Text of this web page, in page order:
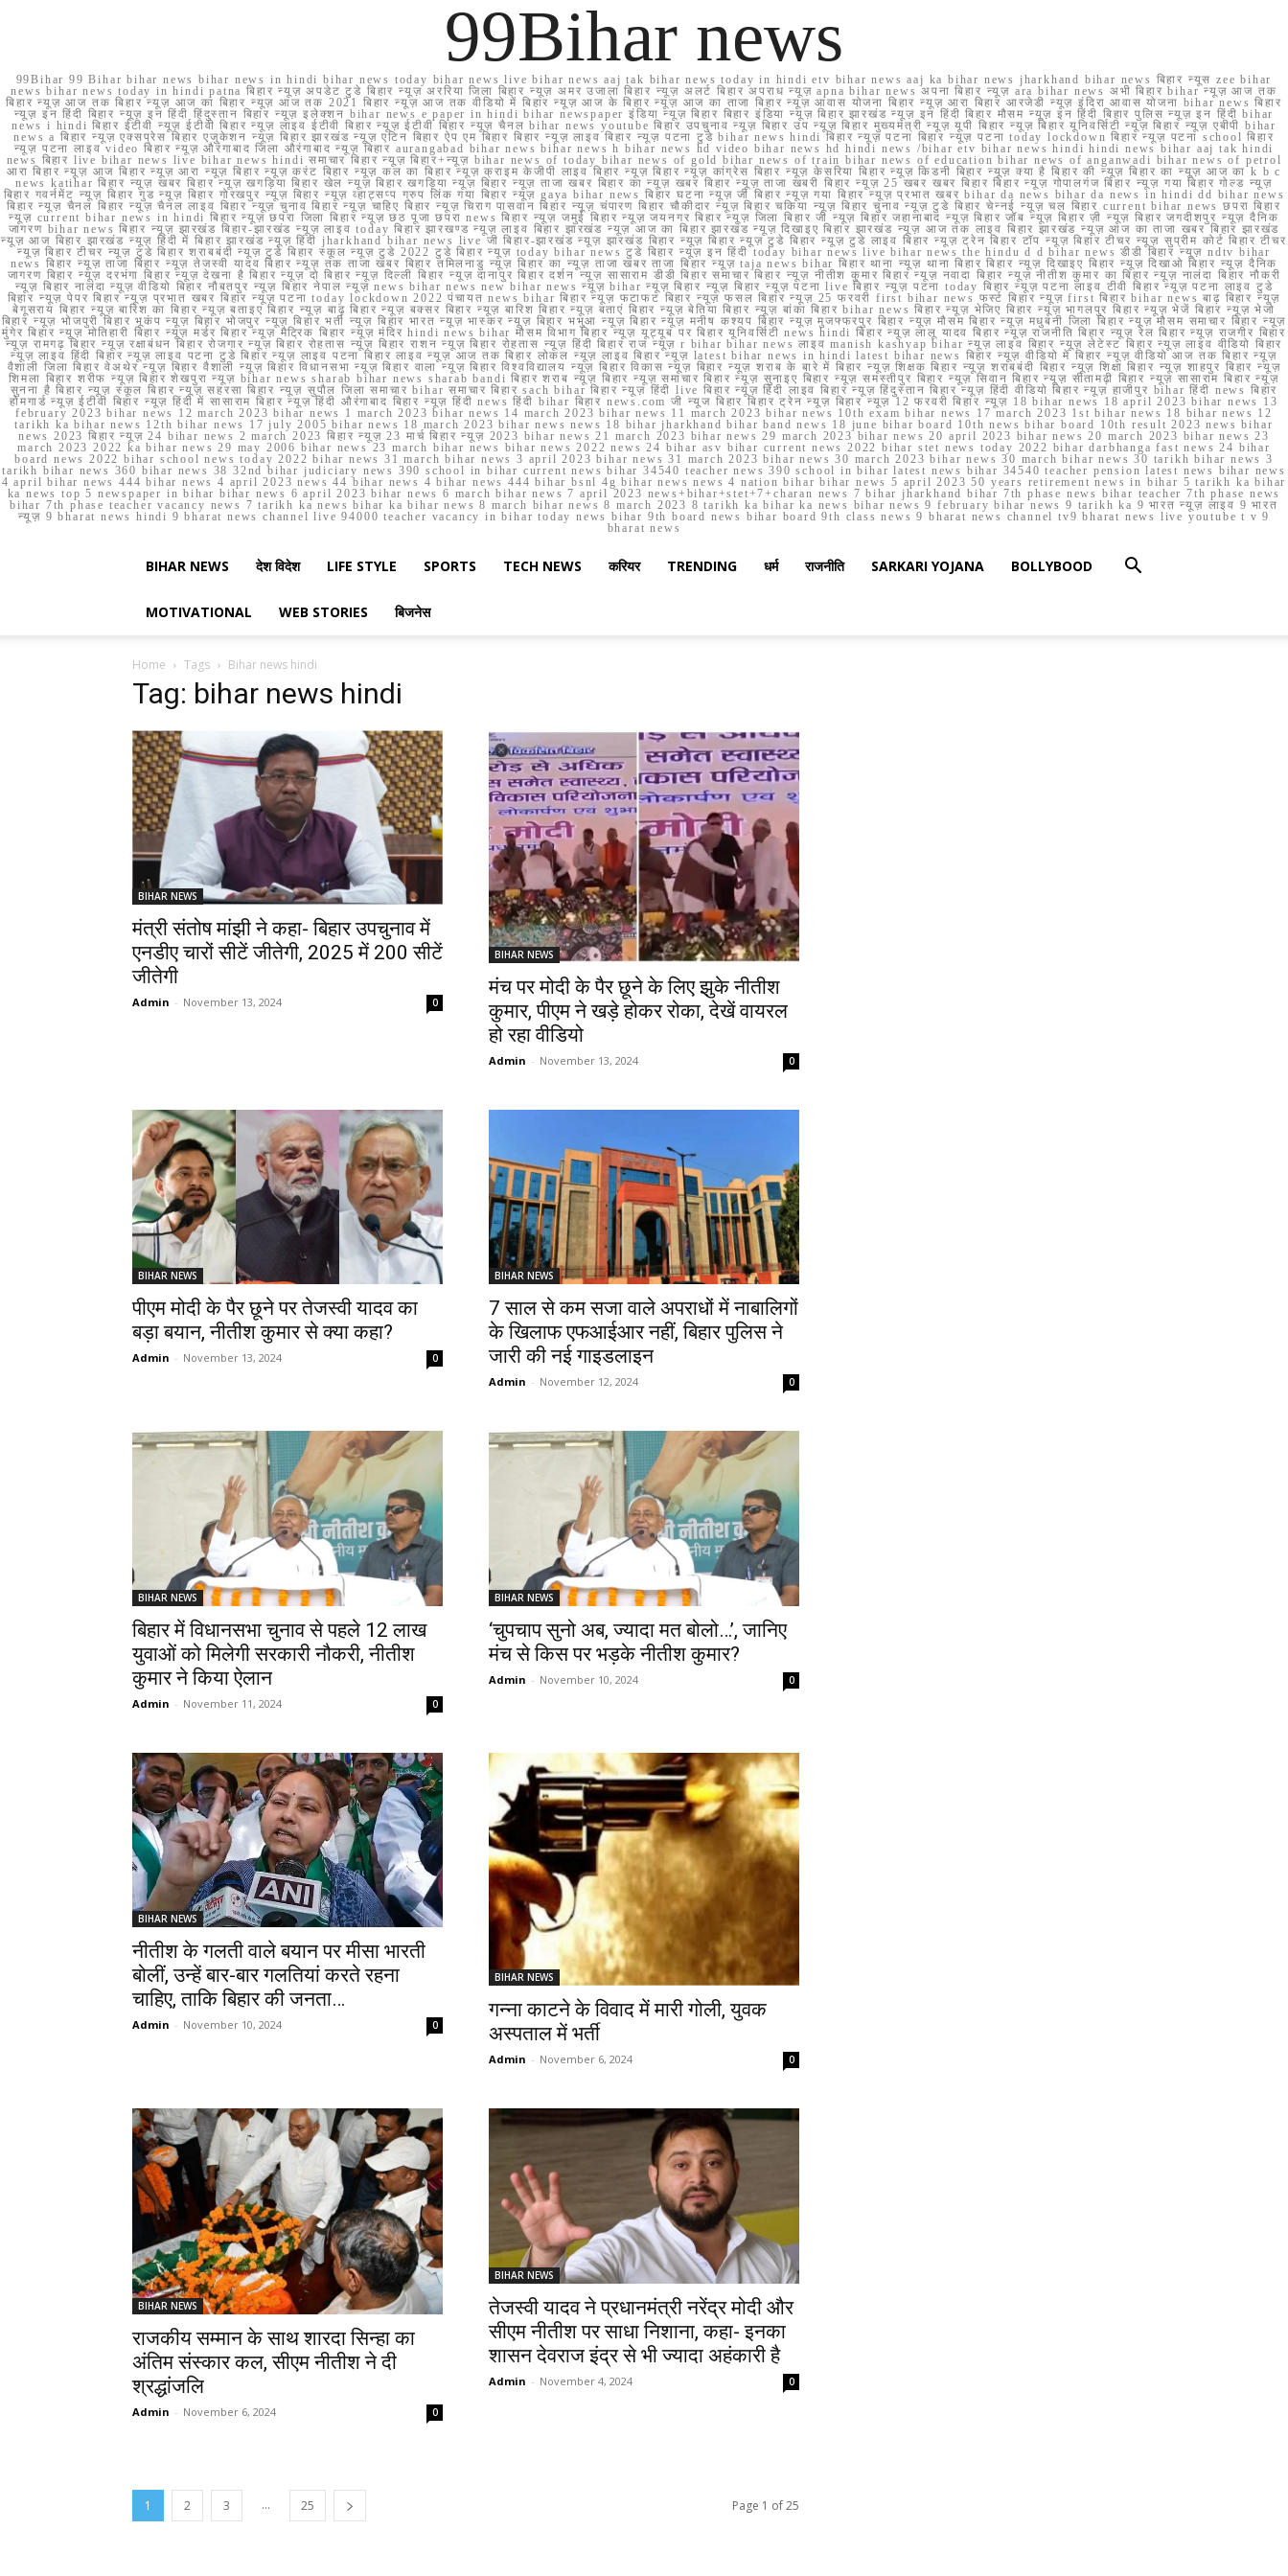
99Bihar news
99Bihar 99 Bihar bihar news bihar news in hindi bihar news today bihar news live bihar news aaj tak bihar news today in hindi etv bihar news aaj ka bihar news jharkhand bihar news बिहार न्यूस zee bihar
news bihar news today in hindi patna बिहार न्यूज़ अपडेट टुडे बिहार न्यूज़ अररिया जिला बिहार न्यूज़ अमर उजाला बिहार न्यूज़ अलर्ट बिहार अपराध न्यूज़ apna bihar news अपना बिहार न्यूज़ ara bihar news अभी बिहार bihar न्यूज़ आज तक
बिहार न्यूज़ आज तक बिहार न्यूज़ आज का बिहार न्यूज़ आज तक 2021 बिहार न्यूज़ आज तक वीडियो में बिहार न्यूज़ आज के बिहार न्यूज़ आज का ताजा बिहार न्यूज़ आवास योजना बिहार न्यूज़ आरा बिहार आरजेडी न्यूज़ इंदिरा आवास योजना bihar news बिहार
न्यूज़ इन हिंदी बिहार न्यूज़ इन हिंदी हिंदुस्तान बिहार न्यूज़ इलेक्शन bihar news e paper in hindi bihar newspaper इंडिया न्यूज़ बिहार बिहार इंडिया न्यूज़ बिहार झारखंड न्यूज़ इन हिंदी बिहार मौसम न्यूज़ इन हिंदी बिहार पुलिस न्यूज़ इन हिंदी bihar
news i hindi बिहार ईटीवी न्यूज़ ईटीवी बिहार न्यूज़ लाइव ईटीवी बिहार न्यूज़ ईटीवी बिहार न्यूज़ चैनल bihar news youtube बिहार उपचुनाव न्यूज़ बिहार उप न्यूज़ बिहार मुख्यमंत्री न्यूज़ यूपी बिहार न्यूज़ बिहार यूनिवर्सिटी न्यूज़ बिहार न्यूज़ एबीपी bihar
news a बिहार न्यूज़ एक्सप्रेस बिहार एजुकेशन न्यूज़ बिहार झारखंड न्यूज़ एटिन बिहार ऐप एम बिहार बिहार न्यूज़ लाइव बिहार न्यूज़ पटना टुडे bihar news hindi बिहार न्यूज़ पटना बिहार न्यूज़ पटना today lockdown बिहार न्यूज़ पटना school बिहार
न्यूज़ पटना लाइव video बिहार न्यूज़ औरंगाबाद जिला औरंगाबाद न्यूज़ बिहार aurangabad bihar news bihar news h bihar news hd video bihar news hd hindi news /bihar etv bihar news hindi hindi news bihar aaj tak hindi
news बिहार live bihar news live bihar news hindi समाचार बिहार न्यूज़ बिहार+न्यूज़ bihar news of today bihar news of gold bihar news of train bihar news of education bihar news of anganwadi bihar news of petrol
आरा बिहार न्यूज़ आज बिहार न्यूज़ आरा न्यूज़ बिहार न्यूज़ करंट बिहार न्यूज़ कल का बिहार न्यूज़ क्राइम केजीपी लाइव बिहार न्यूज़ बिहार न्यूज़ कांग्रेस बिहार न्यूज़ केसरिया बिहार न्यूज़ किडनी बिहार न्यूज़ क्या है बिहार की न्यूज़ बिहार का न्यूज़ आज का k b c
news katihar बिहार न्यूज़ खबर बिहार न्यूज़ खगड़िया बिहार खेल न्यूज़ बिहार खगड़िया न्यूज़ बिहार न्यूज़ ताजा खबर बिहार का न्यूज़ खबर बिहार न्यूज़ ताजा खबरी बिहार न्यूज़ 25 खबर खबर बिहार बिहार न्यूज़ गोपालगंज बिहार न्यूज़ गया बिहार गोल्ड न्यूज़
बिहार गवर्नमेंट न्यूज़ बिहार गुड न्यूज़ बिहार गोरखपुर न्यूज़ बिहार न्यूज़ व्हाट्सप्प ग्रुप लिंक गया बिहार न्यूज़ gaya bihar news बिहार घटना न्यूज़ जी बिहार न्यूज़ गया बिहार न्यूज़ प्रभात खबर bihar da news bihar da news in hindi dd bihar news
बिहार न्यूज़ चैनल बिहार न्यूज़ चैनल लाइव बिहार न्यूज़ चुनाव बिहार न्यूज़ चाहिए बिहार न्यूज़ चिराग पासवान बिहार न्यूज़ चंपारण बिहार चौकीदार न्यूज़ बिहार चकिया न्यूज़ बिहार चुनाव न्यूज़ टुडे बिहार चेन्नई न्यूज़ चल बिहार current bihar news छपरा बिहार
न्यूज़ current bihar news in hindi बिहार न्यूज़ छपरा जिला बिहार न्यूज़ छठ पूजा छपरा news बिहार न्यूज़ जमुई बिहार न्यूज़ जयनगर बिहार न्यूज़ जिला बिहार जी न्यूज़ बिहार जहानाबाद न्यूज़ बिहार जॉब न्यूज़ बिहार ज़ी न्यूज़ बिहार जगदीशपुर न्यूज़ दैनिक
जागरण bihar news बिहार न्यूज़ झारखंड बिहार-झारखंड न्यूज़ लाइव today बिहार झारखण्ड न्यूज़ लाइव बिहार झारखंड न्यूज़ आज का बिहार झारखंड न्यूज़ दिखाइए बिहार झारखंड न्यूज़ आज तक लाइव बिहार झारखंड न्यूज़ आज का ताजा खबर बिहार झारखंड
न्यूज़ आज बिहार झारखंड न्यूज़ हिंदी में बिहार झारखंड न्यूज़ हिंदी jharkhand bihar news live जी बिहार-झारखंड न्यूज़ झारखंड बिहार न्यूज़ बिहार न्यूज़ टुडे बिहार न्यूज़ टुडे लाइव बिहार न्यूज़ ट्रेन बिहार टॉप न्यूज़ बिहार टीचर न्यूज़ सुप्रीम कोर्ट बिहार टीचर
न्यूज़ बिहार टीचर न्यूज़ टुडे बिहार शराबबंदी न्यूज़ टुडे बिहार स्कूल न्यूज़ टुडे 2022 टुडे बिहार न्यूज़ today bihar news टुडे बिहार न्यूज़ इन हिंदी today bihar news live bihar news the hindu d d bihar news डीडी बिहार न्यूज़ ndtv bihar
news बिहार न्यूज़ ताजा बिहार न्यूज़ तेजस्वी यादव बिहार न्यूज़ तक ताजा खबर बिहार तमिलनाडु न्यूज़ बिहार का न्यूज़ ताजा खबर ताजा बिहार न्यूज़ taja news bihar बिहार थाना न्यूज़ थाना बिहार बिहार न्यूज़ दिखाइए बिहार न्यूज़ दिखाओ बिहार न्यूज़ दैनिक
जागरण बिहार न्यूज़ दरभंगा बिहार न्यूज़ देखना है बिहार न्यूज़ दो बिहार न्यूज़ दिल्ली बिहार न्यूज़ दानापुर बिहार दर्शन न्यूज़ सासाराम डीडी बिहार समाचार बिहार न्यूज़ नीतीश कुमार बिहार न्यूज़ नवादा बिहार न्यूज़ नीतीश कुमार का बिहार न्यूज़ नालंदा बिहार नौकरी
न्यूज़ बिहार नालंदा न्यूज़ वीडियो बिहार नौबतपुर न्यूज़ बिहार नेपाल न्यूज़ news bihar news new bihar news न्यूज़ bihar न्यूज़ बिहार न्यूज़ बिहार न्यूज़ पटना live बिहार न्यूज़ पटना today बिहार न्यूज़ पटना लाइव टीवी बिहार न्यूज़ पटना लाइव टुडे
बिहार न्यूज़ पेपर बिहार न्यूज़ प्रभात खबर बिहार न्यूज़ पटना today lockdown 2022 पंचायत news bihar बिहार न्यूज़ फटाफट बिहार न्यूज़ फसल बिहार न्यूज़ 25 फरवरी first bihar news फर्स्ट बिहार न्यूज़ first बिहार bihar news बाढ़ बिहार न्यूज़
बेगूसराय बिहार न्यूज़ बारिश का बिहार न्यूज़ बताइए बिहार न्यूज़ बाढ़ बिहार न्यूज़ बक्सर बिहार न्यूज़ बारिश बिहार न्यूज़ बताएं बिहार न्यूज़ बेतिया बिहार न्यूज़ बांका बिहार bihar news बिहार न्यूज़ भेजिए बिहार न्यूज़ भागलपुर बिहार न्यूज़ भेजें बिहार न्यूज़ भेजो
बिहार न्यूज़ भोजपुरी बिहार भूकंप न्यूज़ बिहार भोजपुर न्यूज़ बिहार भर्ती न्यूज़ बिहार भारत न्यूज़ भास्कर न्यूज़ बिहार भभुआ न्यूज़ बिहार न्यूज़ मनीष कश्यप बिहार न्यूज़ मुजफ्फरपुर बिहार न्यूज़ मौसम बिहार न्यूज़ मधुबनी जिला बिहार न्यूज़ मौसम समाचार बिहार न्यूज़
मुंगेर बिहार न्यूज़ मोतिहारी बिहार न्यूज़ मर्डर बिहार न्यूज़ मैट्रिक बिहार न्यूज़ मंदिर hindi news bihar मौसम विभाग बिहार न्यूज़ यूट्यूब पर बिहार यूनिवर्सिटी news hindi बिहार न्यूज़ लालू यादव बिहार न्यूज़ राजनीति बिहार न्यूज़ रेल बिहार न्यूज़ राजगीर बिहार
न्यूज़ रामगढ़ बिहार न्यूज़ रक्षाबंधन बिहार रोजगार न्यूज़ बिहार रोहतास न्यूज़ बिहार राशन न्यूज़ बिहार रोहतास न्यूज़ हिंदी बिहार राज न्यूज़ r bihar bihar news लाइव manish kashyap bihar न्यूज़ लाइव बिहार न्यूज़ लेटेस्ट बिहार न्यूज़ लाइव वीडियो बिहार
न्यूज़ लाइव हिंदी बिहार न्यूज़ लाइव पटना टुडे बिहार न्यूज़ लाइव पटना बिहार लाइव न्यूज़ आज तक बिहार लोकल न्यूज़ लाइव बिहार न्यूज़ latest bihar news in hindi latest bihar news बिहार न्यूज़ वीडियो में बिहार न्यूज़ वीडियो आज तक बिहार न्यूज़
वैशाली जिला बिहार वेअथेर न्यूज़ बिहार वैशाली न्यूज़ बिहार विधानसभा न्यूज़ बिहार वाला न्यूज़ बिहार विश्वविद्यालय न्यूज़ बिहार विकास न्यूज़ बिहार न्यूज़ शराब के बारे में बिहार न्यूज़ शिक्षक बिहार न्यूज़ शराबबंदी बिहार न्यूज़ शिक्षा बिहार न्यूज़ शाहपुर बिहार न्यूज़
शिमला बिहार शरीफ न्यूज़ बिहार शेखपुरा न्यूज़ bihar news sharab bihar news sharab bandi बिहार शराब न्यूज़ बिहार न्यूज़ समाचार बिहार न्यूज़ सुनाइए बिहार न्यूज़ समस्तीपुर बिहार न्यूज़ सिवान बिहार न्यूज़ सीतामढ़ी बिहार न्यूज़ सासाराम बिहार न्यूज़
सुनना है बिहार न्यूज़ स्कूल बिहार न्यूज़ सहरसा बिहार न्यूज़ सुपौल जिला समाचार bihar समाचार बिहार sach bihar बिहार न्यूज़ हिंदी live बिहार न्यूज़ हिंदी लाइव बिहार न्यूज़ हिंदुस्तान बिहार न्यूज़ हिंदी वीडियो बिहार न्यूज़ हाजीपुर bihar हिंदी news बिहार
होमगार्ड न्यूज़ ईटीवी बिहार न्यूज़ हिंदी में सासाराम बिहार न्यूज़ हिंदी औरंगाबाद बिहार न्यूज़ हिंदी news हिंदी bihar बिहार news.com जी न्यूज बिहार बिहार ट्रेन न्यूज़ बिहार न्यूज़ 12 फरवरी बिहार न्यूज़ 18 bihar news 18 april 2023 bihar news 13
february 2023 bihar news 12 march 2023 bihar news 1 march 2023 bihar news 14 march 2023 bihar news 11 march 2023 bihar news 10th exam bihar news 17 march 2023 1st bihar news 18 bihar news 12
tarikh ka bihar news 12th bihar news 17 july 2005 bihar news 18 march 2023 bihar news news 18 bihar jharkhand bihar band news 18 june bihar board 10th news bihar board 10th result 2023 news bihar
news 2023 बिहार न्यूज़ 24 bihar news 2 march 2023 बिहार न्यूज़ 23 मार्च बिहार न्यूज़ 2023 bihar news 21 march 2023 bihar news 29 march 2023 bihar news 20 april 2023 bihar news 20 march 2023 bihar news 23
march 2023 2022 ka bihar news 29 may 2006 bihar news 23 march bihar news bihar news 2022 news 24 bihar asv bihar current news 2022 bihar stet news today 2022 bihar darbhanga fast news 24 bihar
board news 2022 bihar school news today 2022 bihar news 31 march bihar news 3 april 2023 bihar news 31 march 2023 bihar news 30 march 2023 bihar news 30 march bihar news 30 tarikh bihar news 3
tarikh bihar news 360 bihar news 38 32nd bihar judiciary news 390 school in bihar current news bihar 34540 teacher news 390 school in bihar latest news bihar 34540 teacher pension latest news bihar news
4 april bihar news 444 bihar news 4 april 2023 news 44 bihar news 4 bihar news 444 bihar bsnl 4g bihar news news 4 nation bihar bihar news 5 april 2023 50 years retirement news in bihar 5 tarikh ka bihar
ka news top 5 newspaper in bihar bihar news 6 april 2023 bihar news 6 march bihar news 7 april 2023 news+bihar+stet+7+charan news 7 bihar jharkhand bihar 7th phase news bihar teacher 7th phase news
bihar 7th phase teacher vacancy news 7 tarikh ka news bihar ka bihar news 8 march bihar news 8 march 2023 8 tarikh ka bihar ka news bihar news 9 february bihar news 9 tarikh ka 9 भारत न्यूज़ लाइव 9 भारत
न्यूज़ 9 bharat news hindi 9 bharat news channel live 94000 teacher vacancy in bihar today news bihar 9th board news bihar board 9th class news 9 bharat news channel tv9 bharat news live youtube t v 9
bharat news
BIHAR NEWS देश विदेश LIFE STYLE SPORTS TECH NEWS करियर TRENDING धर्म राजनीति SARKARI YOJANA BOLLYBOOD
MOTIVATIONAL WEB STORIES बिजनेस
Home Tags Bihar news hindi
Tag: bihar news hindi
BIHAR NEWS
मंत्री संतोष मांझी ने कहा- बिहार उपचुनाव में
एनडीए चारों सीटें जीतेगी, 2025 में 200 सीटें
जीतेगी
Admin - November 13, 2024 0
BIHAR NEWS
मंच पर मोदी के पैर छूने के लिए झुके नीतीश
कुमार, पीएम ने खड़े होकर रोका, देखें वायरल
हो रहा वीडियो
Admin - November 13, 2024 0
BIHAR NEWS
पीएम मोदी के पैर छूने पर तेजस्वी यादव का
बड़ा बयान, नीतीश कुमार से क्या कहा?
Admin - November 13, 2024 0
BIHAR NEWS
7 साल से कम सजा वाले अपराधों में नाबालिगों
के खिलाफ एफआईआर नहीं, बिहार पुलिस ने
जारी की नई गाइडलाइन
Admin - November 12, 2024 0
BIHAR NEWS
बिहार में विधानसभा चुनाव से पहले 12 लाख
युवाओं को मिलेगी सरकारी नौकरी, नीतीश
कुमार ने किया ऐलान
Admin - November 11, 2024 0
BIHAR NEWS
‘चुपचाप सुनो अब, ज्यादा मत बोलो…’, जानिए
मंच से किस पर भड़के नीतीश कुमार?
Admin - November 10, 2024 0
BIHAR NEWS
नीतीश के गलती वाले बयान पर मीसा भारती
बोलीं, उन्हें बार-बार गलतियां करते रहना
चाहिए, ताकि बिहार की जनता…
Admin - November 10, 2024 0
BIHAR NEWS
गन्ना काटने के विवाद में मारी गोली, युवक
अस्पताल में भर्ती
Admin - November 6, 2024 0
BIHAR NEWS
राजकीय सम्मान के साथ शारदा सिन्हा का
अंतिम संस्कार कल, सीएम नीतीश ने दी
श्रद्धांजलि
Admin - November 6, 2024 0
BIHAR NEWS
तेजस्वी यादव ने प्रधानमंत्री नरेंद्र मोदी और
सीएम नीतीश पर साधा निशाना, कहा- इनका
शासन देवराज इंद्र से भी ज्यादा अहंकारी है
Admin - November 4, 2024 0
1 2 3 ... 25 Page 1 of 25